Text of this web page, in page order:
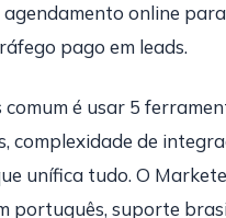
online
pago em leads.
comum é usar 5
complexidade de
unífica tudo. O
português, suporte